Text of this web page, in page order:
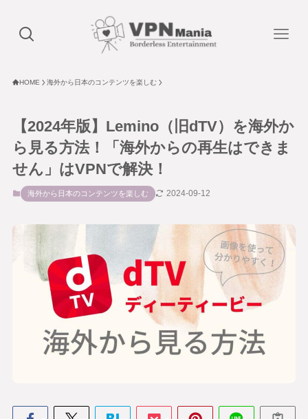
HOME 海外から日本のコンテンツを楽しむ
【2024年版】Lemino（旧dTV）を海外か
ら見る方法！「海外からの再生はできま
せん」はVPNで解決！
海外から日本のコンテンツを楽しむ 2024-09-12